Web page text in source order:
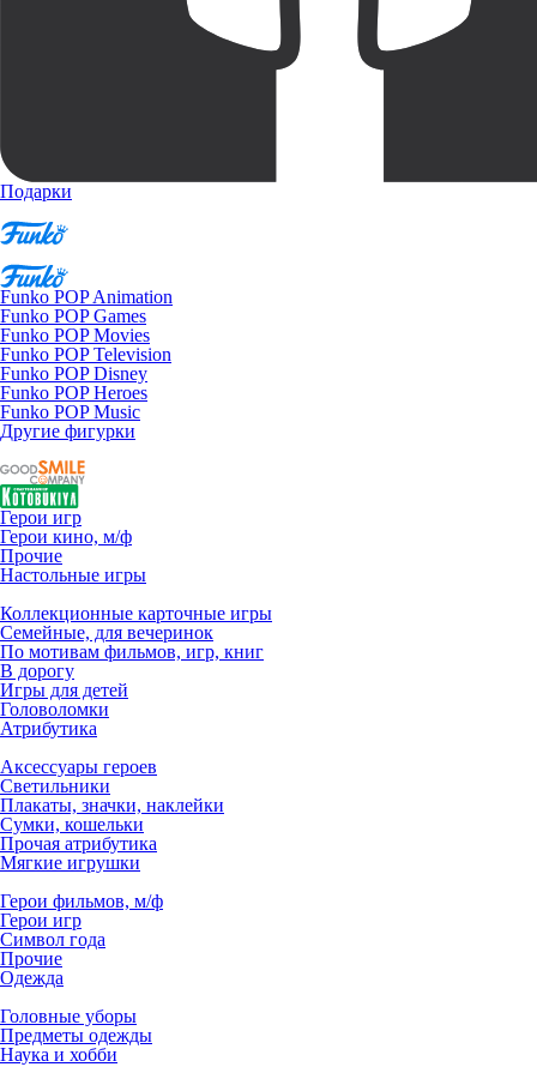
Подарки
Funko POP Animation
Funko POP Games
Funko POP Movies
Funko POP Television
Funko POP Disney
Funko POP Heroes
Funko POP Music
Другие фигурки
Герои игр
Герои кино, м/ф
Прочие
Настольные игры
Коллекционные карточные игры
Семейные, для вечеринок
По мотивам фильмов, игр, книг
В дорогу
Игры для детей
Головоломки
Атрибутика
Аксессуары героев
Светильники
Плакаты, значки, наклейки
Сумки, кошельки
Прочая атрибутика
Мягкие игрушки
Герои фильмов, м/ф
Герои игр
Символ года
Прочие
Одежда
Головные уборы
Предметы одежды
Наука и хобби